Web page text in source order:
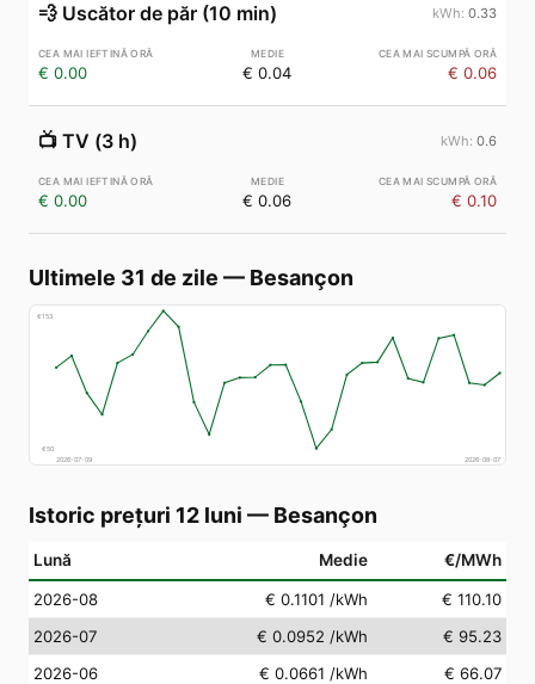
💨 Uscător de păr (10 min) 0.33
€ 0.00 € 0.04 € 0.06
📺 TV (3 h) 0.6
€ 0.00 € 0.06 € 0.10
Ultimele 31 de zile — Besançon
€153
€50
2026-07-09
2026-08-07
Istoric prețuri 12 luni — Besançon
Lună Medie €/MWh
2026-08 € 0.1101 /kWh
€ 110.10
2026-07
€ 0.0952 /kWh
€ 95.23
2026-06
€ 0.0661 /kWh
€ 66.07